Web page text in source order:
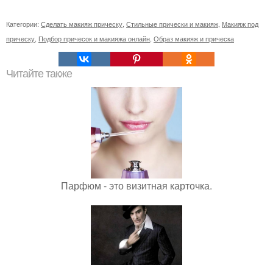
Категории: Сделать макияж прическу Стильные прически и макияж Макияж под
прическу Подбор причесок и макияжа онлайн Образ макияж и прическа
Читайте также
Парфюм - это визитная карточка.